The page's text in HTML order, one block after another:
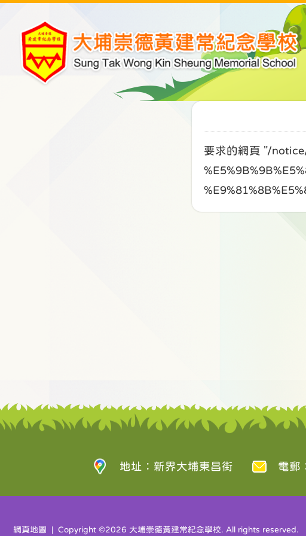
要求的網頁 "/
地址：新界大埔東昌街 電郵
網頁地圖 | Copyright ©2026 大埔崇德黃建常紀念學校. All rights reserved.